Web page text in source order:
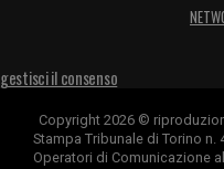
gestisci il consenso
Copyright 2026 ©
Stampa Tribunale di Torino
Operatori di Comunicazione